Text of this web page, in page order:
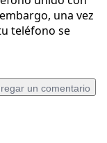
una vez
teléfono se
un comentario